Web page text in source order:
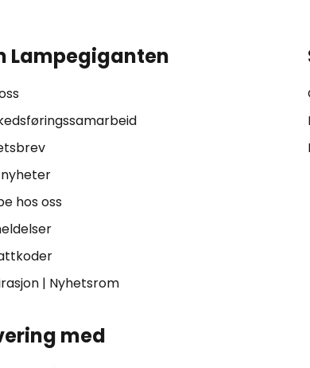
Lampegiganten
nyheter
hos oss
| Nyhetsrom
med